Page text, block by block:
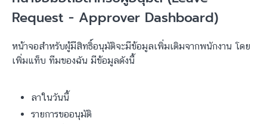
Request - Approver Dashboard)
หน้าจอสำหรับผู้มีสิทธิ์อนุมัติจะมีข้อมูลเพิ่มเติมจากพนักงาน โดย
เพิ่มแท็บ ทีมของฉัน มีข้อมูลดังนี้
ลาในวันนี้
รายการขออนุมัติ